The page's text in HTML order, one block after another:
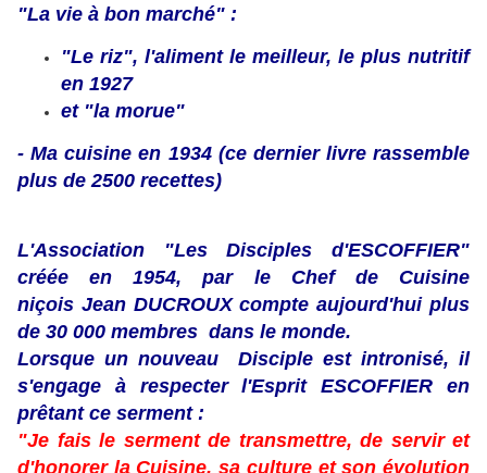
"La vie à bon marché" :
"Le riz", l'aliment le meilleur, le plus nutritif
en 1927
et "la morue"
- Ma cuisine en 1934 (ce dernier livre rassemble
plus de 2500 recettes)
L'Association "Les Disciples d'ESCOFFIER"
créée en 1954, par le Chef de Cuisine
niçois Jean DUCROUX compte aujourd'hui plus
de 30 000 membres dans le monde.
Lorsque un nouveau Disciple est intronisé, il
s'engage à respecter l'Esprit ESCOFFIER en
prêtant ce serment :
"Je fais le serment de transmettre, de servir et
d'honorer la Cuisine, sa culture et son évolution